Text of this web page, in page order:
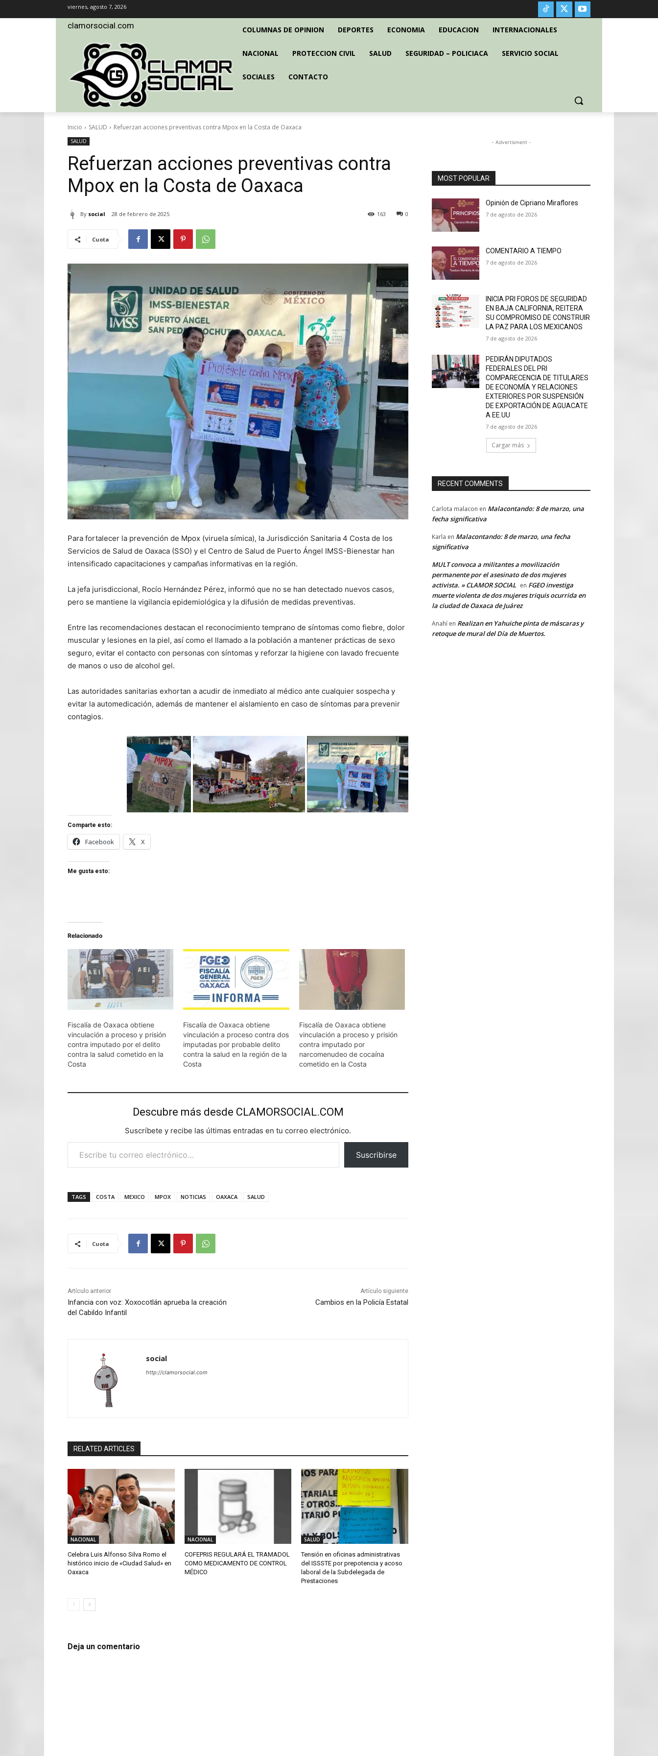
viernes, agosto 7, 2026
clamorsocial.com COLUMNAS DE OPINION DEPORTES ECONOMIA EDUCACION INTERNACIONALES
NACIONAL PROTECCION CIVIL SALUD SEGURIDAD – POLICIACA SERVICIO SOCIAL
SOCIALES CONTACTO
Inicio SALUD Refuerzan acciones preventivas contra Mpox en la Costa de Oaxaca
SALUD
Refuerzan acciones preventivas contra
Mpox en la Costa de Oaxaca
By social 28 de febrero de 2025 0
163
Cuota
Para fortalecer la prevención de Mpox (viruela símica), la Jurisdicción Sanitaria 4 Costa de los
Servicios de Salud de Oaxaca (SSO) y el Centro de Salud de Puerto Ángel IMSS-Bienestar han
intensificado capacitaciones y campañas informativas en la región.
La jefa jurisdiccional, Rocío Hernández Pérez, informó que no se han detectado nuevos casos,
pero se mantiene la vigilancia epidemiológica y la difusión de medidas preventivas.
Entre las recomendaciones destacan el reconocimiento temprano de síntomas como fiebre, dolor
muscular y lesiones en la piel, así como el llamado a la población a mantener prácticas de sexo
seguro, evitar el contacto con personas con síntomas y reforzar la higiene con lavado frecuente
de manos o uso de alcohol gel.
Las autoridades sanitarias exhortan a acudir de inmediato al médico ante cualquier sospecha y
evitar la automedicación, además de mantener el aislamiento en caso de síntomas para prevenir
contagios.
Comparte esto:
Facebook X
Me gusta esto:
Relacionado
Fiscalía de Oaxaca obtiene
vinculación a proceso y prisión
contra imputado por el delito
contra la salud cometido en la
Costa
Fiscalía de Oaxaca obtiene
vinculación a proceso contra dos
imputadas por probable delito
contra la salud en la región de la
Costa
Fiscalía de Oaxaca obtiene
vinculación a proceso y prisión
contra imputado por
narcomenudeo de cocaína
cometido en la Costa
Descubre más desde CLAMORSOCIAL.COM
Suscríbete y recibe las últimas entradas en tu correo electrónico.
Escribe tu correo electrónico…
Suscribirse
TAGS COSTA MEXICO MPOX NOTICIAS OAXACA SALUD
Cuota
Artículo anterior
Infancia con voz: Xoxocotlán aprueba la creación
del Cabildo Infantil
Artículo siguiente
Cambios en la Policía Estatal
social
http://clamorsocial.com
RELATED ARTICLES
NACIONAL
Celebra Luis Alfonso Silva Romo el
histórico inicio de «Ciudad Salud» en
Oaxaca
NACIONAL
COFEPRIS REGULARÁ EL TRAMADOL
COMO MEDICAMENTO DE CONTROL
MÉDICO
SALUD
Tensión en oficinas administrativas
del ISSSTE por prepotencia y acoso
laboral de la Subdelegada de
Prestaciones
Deja un comentario
- Advertisment -
MOST POPULAR
Opinión de Cipriano Miraflores
7 de agosto de 2026
COMENTARIO A TIEMPO
7 de agosto de 2026
INICIA PRI FOROS DE SEGURIDAD
EN BAJA CALIFORNIA, REITERA
SU COMPROMISO DE CONSTRUIR
LA PAZ PARA LOS MEXICANOS
7 de agosto de 2026
PEDIRÁN DIPUTADOS
FEDERALES DEL PRI
COMPARECENCIA DE TITULARES
DE ECONOMÍA Y RELACIONES
EXTERIORES POR SUSPENSIÓN
DE EXPORTACIÓN DE AGUACATE
A EE.UU
7 de agosto de 2026
Cargar más
RECENT COMMENTS
Carlota malacon en Malacontando: 8 de marzo, una
fecha significativa
Karla en Malacontando: 8 de marzo, una fecha
significativa
MULT convoca a militantes a movilización
permanente por el asesinato de dos mujeres
activista. » CLAMOR SOCIAL en FGEO investiga
muerte violenta de dos mujeres triquis ocurrida en
la ciudad de Oaxaca de Juárez
Anahí en Realizan en Yahuiche pinta de máscaras y
retoque de mural del Día de Muertos.